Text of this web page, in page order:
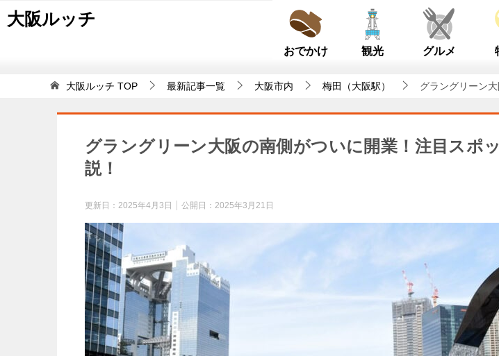
大阪ルッチ
おでかけ 観光 グルメ
大阪ルッチ TOP 最新記事一覧 大阪市内 梅田（大阪駅） グラングリーン
グラングリーン大阪の南側がついに開業！注目スポ
説！
更新日： 2025年4月3日 公開日： 2025年3月21日